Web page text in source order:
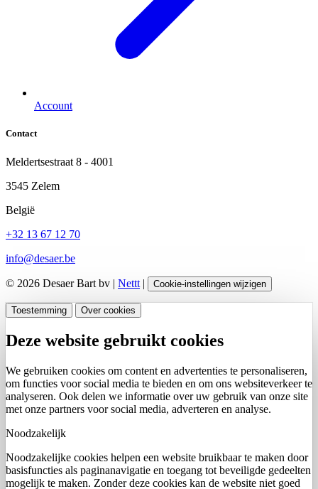
Account
Contact
Meldertsestraat 8 - 4001
3545 Zelem
België
+32 13 67 12 70
info@desaer.be
© 2026 Desaer Bart bv | Nettt | Cookie-instellingen wijzigen
Toestemming Over cookies
Deze website gebruikt cookies
We gebruiken cookies om content en advertenties te personaliseren,
om functies voor social media te bieden en om ons websiteverkeer te
analyseren. Ook delen we informatie over uw gebruik van onze site
met onze partners voor social media, adverteren en analyse.
Noodzakelijk
Noodzakelijke cookies helpen een website bruikbaar te maken door
basisfuncties als paginanavigatie en toegang tot beveiligde gedeelten
mogelijk te maken. Zonder deze cookies kan de website niet goed